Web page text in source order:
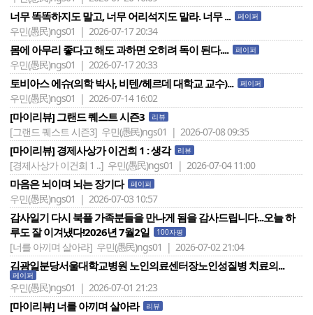
너무 똑똑하지도 말고, 너무 어리석지도 말라. 너무 ... 페이퍼
우민(愚民)ngs01 | 2026-07-17 20:34
몸에 아무리 좋다고 해도 과하면 오히려 독이 된다.... 페이퍼
우민(愚民)ngs01 | 2026-07-17 20:33
토비아스 에슈(의학 박사, 비텐/헤르데 대학교 교수)... 페이퍼
우민(愚民)ngs01 | 2026-07-14 16:02
[마이리뷰] 그랜드 퀘스트 시즌3 리뷰
[그랜드 퀘스트 시즌3] 우민(愚民)ngs01 | 2026-07-08 09:35
[마이리뷰] 경제사상가 이건희 1 : 생각 리뷰
[경제사상가 이건희 1 ..] 우민(愚民)ngs01 | 2026-07-04 11:00
마음은 뇌이며 뇌는 장기다 페이퍼
우민(愚民)ngs01 | 2026-07-03 10:57
감사일기 다시 북플 가족분들을 만나게 됨을 감사드립니다...오늘 하
루도 잘 이겨냈다!2026년 7월2일
100자평
[너를 아끼며 살아라] 우민(愚民)ngs01 | 2026-07-02 21:04
김광일분당서울대학교병원 노인의료센터장노인성질병 치료의...
페이퍼
우민(愚民)ngs01 | 2026-07-01 21:23
[마이리뷰] 너를 아끼며 살아라 리뷰